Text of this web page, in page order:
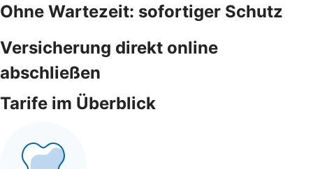
Ohne Wartezeit: sofortiger Schutz
Versicherung direkt online
abschließen
Tarife im Überblick